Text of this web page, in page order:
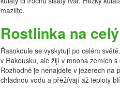
mazlíte.
Rostlinka na
Řasokoule se vyskytují po celém
v Rakousku, ale žijí v mnoha zemích
Rozhodně je nenajdete v jezerech na
chladnou vodu a přežívají až teploty